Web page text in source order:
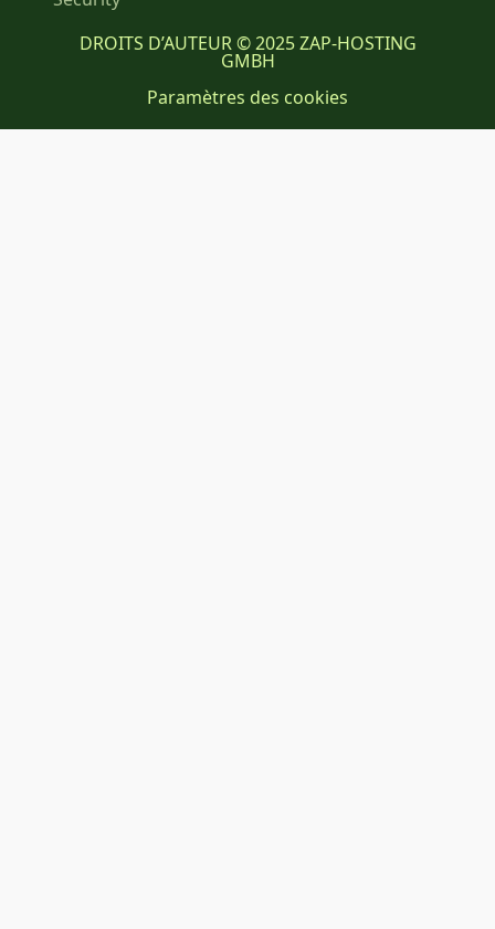
DROITS D’AUTEUR © 2025 ZAP-HOSTING
GMBH
Paramètres des cookies